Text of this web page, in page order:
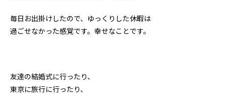
毎日お出掛けしたので、ゆっくりした休暇は
過ごせなかった感覚です。幸せなことです。
友達の結婚式に行ったり、
東京に旅行に行ったり、